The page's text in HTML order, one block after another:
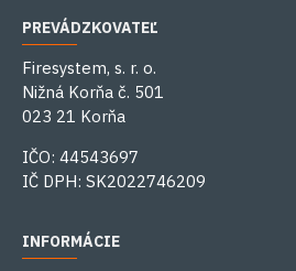
PREVÁDZKOVATEĽ
Firesystem, s. r. o.
Nižná Korňa č. 501
023 21 Korňa
IČO: 44543697
IČ DPH: SK2022746209
INFORMÁCIE